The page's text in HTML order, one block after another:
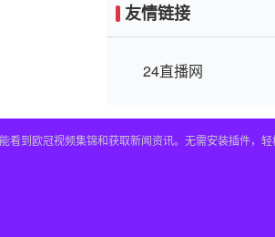
友情链接
24直播网
到欧冠视频集锦和获取新闻资讯。无需安装插件，